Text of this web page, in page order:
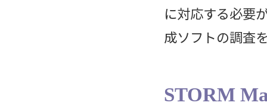
に対応する必要
成ソフトの調査
STORM